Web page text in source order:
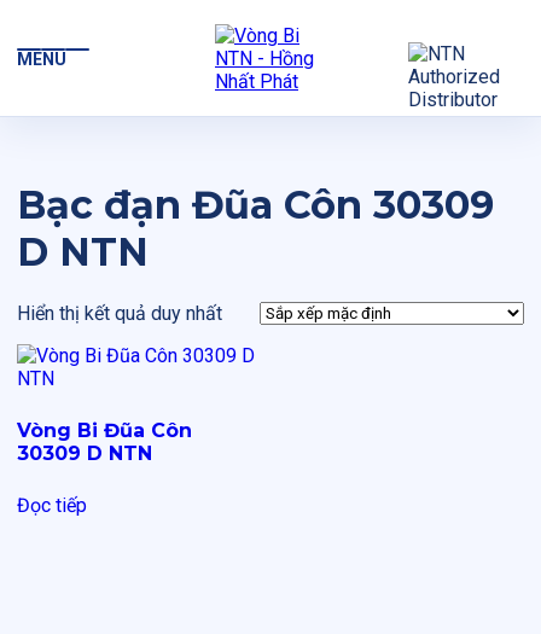
MENU
Bạc đạn Đũa Côn 30309
D NTN
Hiển thị kết quả duy nhất
Vòng Bi Đũa Côn
30309 D NTN
Đọc tiếp